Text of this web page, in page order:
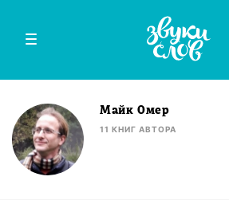
Майк Омер
11 КНИГ АВТОРА